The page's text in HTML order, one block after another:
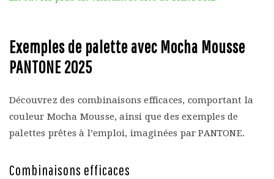
Exemples de palette avec Mocha Mousse
PANTONE 2025
Découvrez des combinaisons efficaces, comportant la
couleur Mocha Mousse, ainsi que des exemples de
palettes prêtes à l’emploi, imaginées par PANTONE.
Combinaisons efficaces